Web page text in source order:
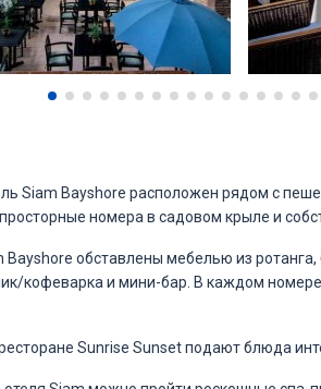
Siam Bayshore расположен рядом с
номера в садовом крыле и
Bayshore обставлены мебелью из
кофеварка и мини-бар. В каждом
Sunrise Sunset подают блюда